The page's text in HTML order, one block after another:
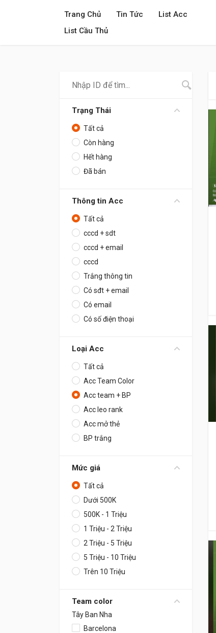
Trang Chủ Tin Tức
List Acc
List Cầu Thủ
Trạng Thái
Tất cả
Còn hàng
Hết hàng
Đã bán
Thông tin Acc
Tất cả
cccd + sdt
cccd + email
cccd
Trắng thông tin
Có sđt + email
Có email
Có số điện thoại
Loại Acc
Tất cả
Acc Team Color
Acc team + BP
Acc leo rank
Acc mở thẻ
BP trắng
Mức giá
Tất cả
Dưới 500K
500K - 1 Triệu
1 Triệu - 2 Triệu
2 Triệu - 5 Triệu
5 Triệu - 10 Triệu
Trên 10 Triệu
Team color
Tây Ban Nha
Barcelona